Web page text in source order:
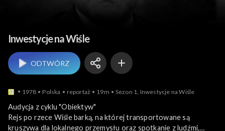
Inwestycje na Wiśle
ODTWÓRZ
1978 Polska reportaż 19m Sezon 1, Inwestycje na Wiśle
Audycja z cyklu "Obiektyw"
Rejs po rzece Wiśle barką, na której transportowane są
kruszywa dla lokalnego przemysłu oraz spotkanie z ludźmi,